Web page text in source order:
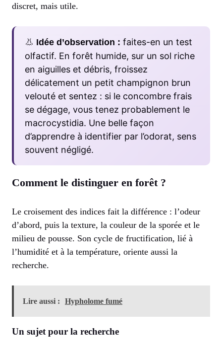
discret, mais utile.
👃 Idée d’observation : faites-en un test
olfactif. En forêt humide, sur un sol riche
en aiguilles et débris, froissez
délicatement un petit champignon brun
velouté et sentez : si le concombre frais
se dégage, vous tenez probablement le
macrocystidia. Une belle façon
d’apprendre à identifier par l’odorat, sens
souvent négligé.
Comment le distinguer en forêt ?
Le croisement des indices fait la différence : l’odeur
d’abord, puis la texture, la couleur de la sporée et le
milieu de pousse. Son cycle de fructification, lié à
l’humidité et à la température, oriente aussi la
recherche.
Lire aussi : Hypholome fumé
Un sujet pour la recherche